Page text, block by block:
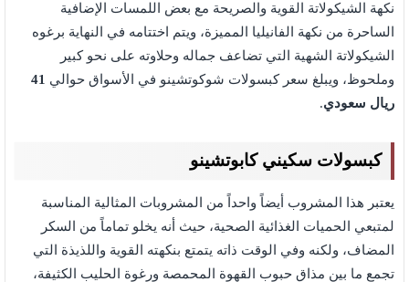
نكهة الشيكولاتة القوية والصريحة مع بعض اللمسات الإضافية
الساحرة من نكهة الفانيليا المميزة، ويتم اختتامه في النهاية برغوه
الشيكولاتة الشهية التي تضاعف جماله وحلاوته على نحو كبير
وملحوظ، ويبلغ سعر كبسولات شوكوتشينو في الأسواق حوالي 41
ريال سعودي.
كبسولات سكيني كابوتشينو
يعتبر هذا المشروب أيضاً واحداً من المشروبات المثالية المناسبة
لمتبعي الحميات الغذائية الصحية، حيث أنه يخلو تماماً من السكر
المضاف، ولكنه وفي الوقت ذاته يتمتع بنكهته القوية واللذيذة التي
تجمع ما بين مذاق حبوب القهوة المحمصة ورغوة الحليب الكثيفة،